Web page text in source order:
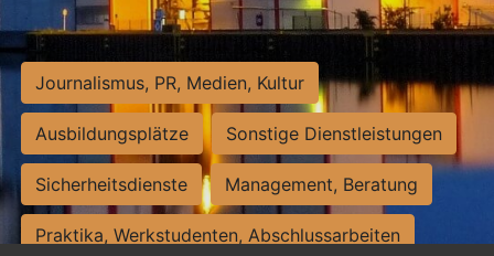
Journalismus, PR, Medien, Kultur
Ausbildungsplätze Sonstige Dienstleistungen
Sicherheitsdienste Management, Beratung
Praktika, Werkstudenten, Abschlussarbeiten